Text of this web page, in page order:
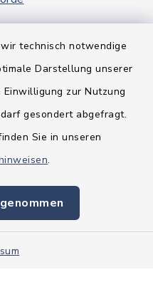
technisch notwendige
Darstellung unserer
zur Nutzung
gesondert abgefragt.
Sie in unseren
.